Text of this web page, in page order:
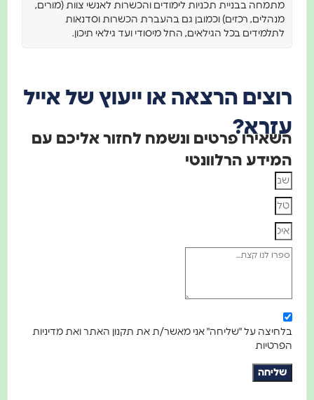
מתמחה בבניית תכניות לימודים והכשרות לאנשי צוות (מורים,
מנהלים, רכזים) וכמובן גם בהעברת הכשרות וסדנאות
לתלמידים בכל הגילאים, החל מיסודי ועד גילאי תיכון.
רוצים הרצאה או ייעוץ של אייל
עזרא?
השאירו פרטים ונשמח לחזור אליכם עם
המידע הרלוונטי
בלחיצה על "שליחה" אני מאשר/ת את תקנון האתר ואת מדיניות
הפרטיות
שליחה